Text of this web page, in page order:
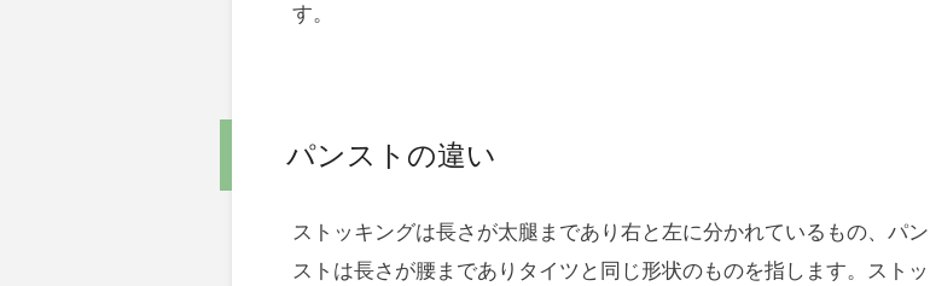
す。
パンストの違い
ストッキングは長さが太腿まであり右と左に分かれているもの、パン
ストは長さが腰までありタイツと同じ形状のものを指します。ストッ